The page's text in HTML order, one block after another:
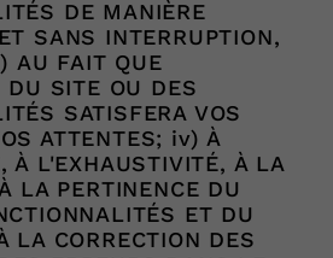
DE MANIÈRE
SANS INTERRUPTION,
AU FAIT QUE
DU SITE OU DES
SATISFERA VOS
ATTENTES; iv) À
À L'EXHAUSTIVITÉ, À LA
LA PERTINENCE DU
ET DU
LA CORRECTION DES